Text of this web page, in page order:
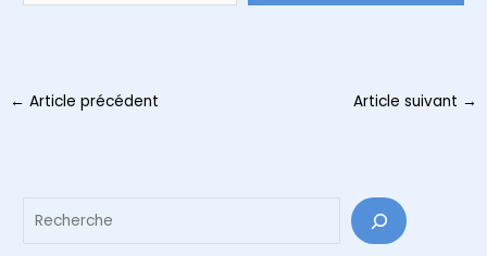
Navigation
← Article précédent Article suivant →